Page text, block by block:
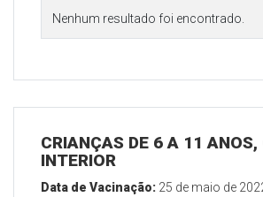
Nenhum resultado foi encontrado.
CRIANÇAS DE 6 A 11
INTERIOR
Data de Vacinação: 25 de maio de